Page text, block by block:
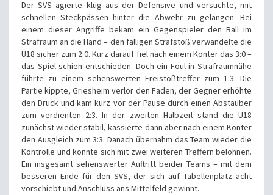
Der SVS agierte klug aus der Defensive und versuchte, mit
schnellen Steckpässen hinter die Abwehr zu gelangen. Bei
einem dieser Angriffe bekam ein Gegenspieler den Ball im
Strafraum an die Hand – den fälligen Strafstoß verwandelte die
U18 sicher zum 2:0. Kurz darauf fiel nach einem Konter das 3:0 –
das Spiel schien entschieden. Doch ein Foul in Strafraumnähe
führte zu einem sehenswerten Freistoßtreffer zum 1:3. Die
Partie kippte, Griesheim verlor den Faden, der Gegner erhöhte
den Druck und kam kurz vor der Pause durch einen Abstauber
zum verdienten 2:3. In der zweiten Halbzeit stand die U18
zunächst wieder stabil, kassierte dann aber nach einem Konter
den Ausgleich zum 3:3. Danach übernahm das Team wieder die
Kontrolle und konnte sich mit zwei weiteren Treffern belohnen.
Ein insgesamt sehenswerter Auftritt beider Teams – mit dem
besseren Ende für den SVS, der sich auf Tabellenplatz acht
vorschiebt und Anschluss ans Mittelfeld gewinnt.